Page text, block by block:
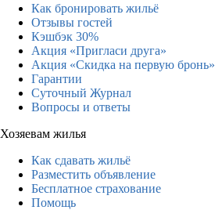
Как бронировать жильё
Отзывы гостей
Кэшбэк 30%
Акция «Пригласи друга»
Акция «Скидка на первую бронь»
Гарантии
Суточный Журнал
Вопросы и ответы
Хозяевам жилья
Как сдавать жильё
Разместить объявление
Бесплатное страхование
Помощь